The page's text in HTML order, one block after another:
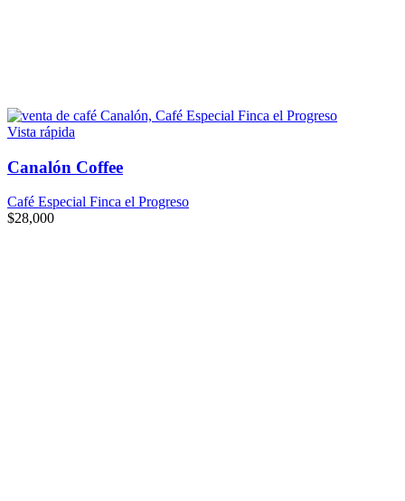
Vista rápida
Canalón Coffee
Café Especial Finca el Progreso
$28,000